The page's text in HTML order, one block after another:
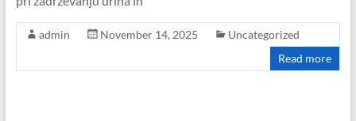
admin November 14, 2025
Uncategorized
Read more